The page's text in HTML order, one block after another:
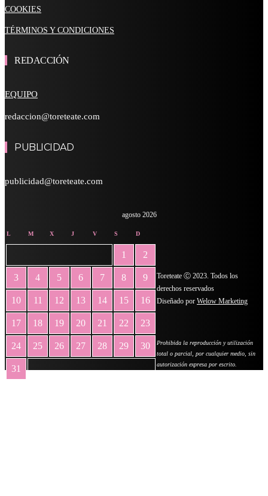
COOKIES
TÉRMINOS Y CONDICIONES
REDACCIÓN
EQUIPO
redaccion@toreteate.com
PUBLICIDAD
publicidad@toreteate.com
agosto 2026
L M X J V S D
1 2
3 4 5 6 7 8 9
10 11 12 13 14 15 16
17 18 19 20 21 22 23
24 25 26 27 28 29 30
31
Toreteate Ⓒ 2023. Todos los
derechos reservados
Diseñado por Welow Marketing
Prohibida la reproducción y utilización
total o parcial, por cualquier medio, sin
autorización expresa por escrito.